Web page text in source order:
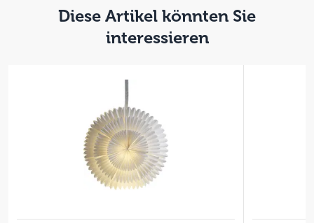
Diese Artikel könnten Sie
interessieren